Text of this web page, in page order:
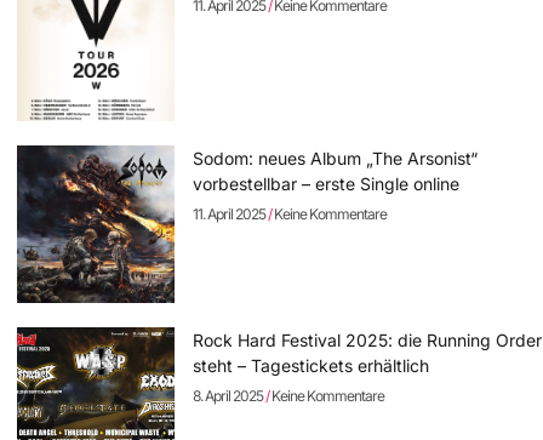
11. April 2025 Keine Kommentare
Sodom: neues Album „The Arsonist“
vorbestellbar – erste Single online
11. April 2025 Keine Kommentare
Rock Hard Festival 2025: die Running Order
steht – Tagestickets erhältlich
8. April 2025 Keine Kommentare